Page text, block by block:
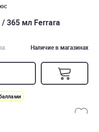
365 мл Ferrara
Наличие в магазинах